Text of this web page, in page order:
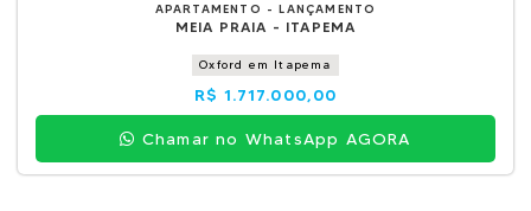
APARTAMENTO - LANÇAMENTO
MEIA PRAIA - ITAPEMA
Oxford em Itapema
R$ 1.717.000,00
Chamar no WhatsApp AGORA